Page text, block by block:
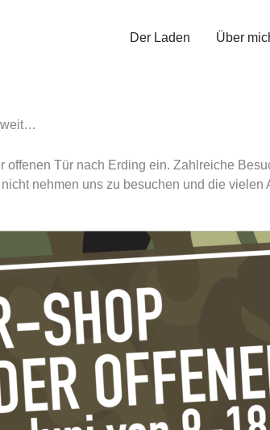
Der Laden Über
offenen Tür nach Erding ein. Zahlreiche
nehmen uns zu besuchen und die vielen